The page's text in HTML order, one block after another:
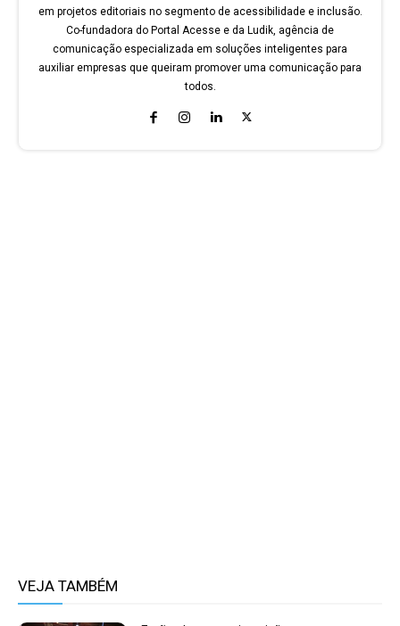
em projetos editoriais no segmento de acessibilidade e inclusão.
Co-fundadora do Portal Acesse e da Ludik, agência de
comunicação especializada em soluções inteligentes para
auxiliar empresas que queiram promover uma comunicação para
todos.
VEJA TAMBÉM